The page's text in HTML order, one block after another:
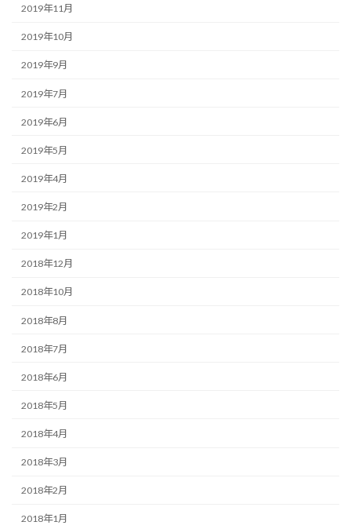
2019年11月
2019年10月
2019年9月
2019年7月
2019年6月
2019年5月
2019年4月
2019年2月
2019年1月
2018年12月
2018年10月
2018年8月
2018年7月
2018年6月
2018年5月
2018年4月
2018年3月
2018年2月
2018年1月